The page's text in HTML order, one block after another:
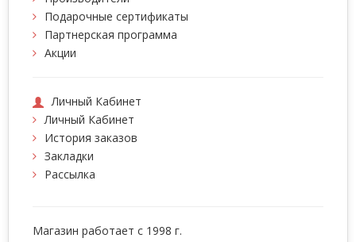
Подарочные сертификаты
Партнерская программа
Акции
Личный Кабинет
Личный Кабинет
История заказов
Закладки
Рассылка
Магазин работает с 1998 г.